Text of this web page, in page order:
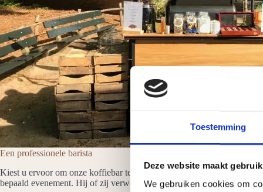
Toestemming
Deze website maakt
We gebruiken cookies om
Een professionele barista
Kiest u ervoor om onze koffiebar te huren in Weesp dan komt er
bepaald evenement. Hij of zij verwelkomt de gasten en neemt alle